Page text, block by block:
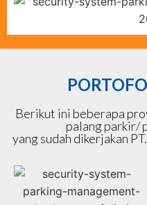
Berikut ini beberapa
palang parkir/
yang sudah dikerjakan